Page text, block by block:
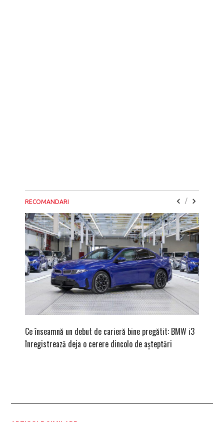
RECOMANDARI /
Ce înseamnă un debut de carieră bine pregătit: BMW i3
înregistrează deja o cerere dincolo de așteptări